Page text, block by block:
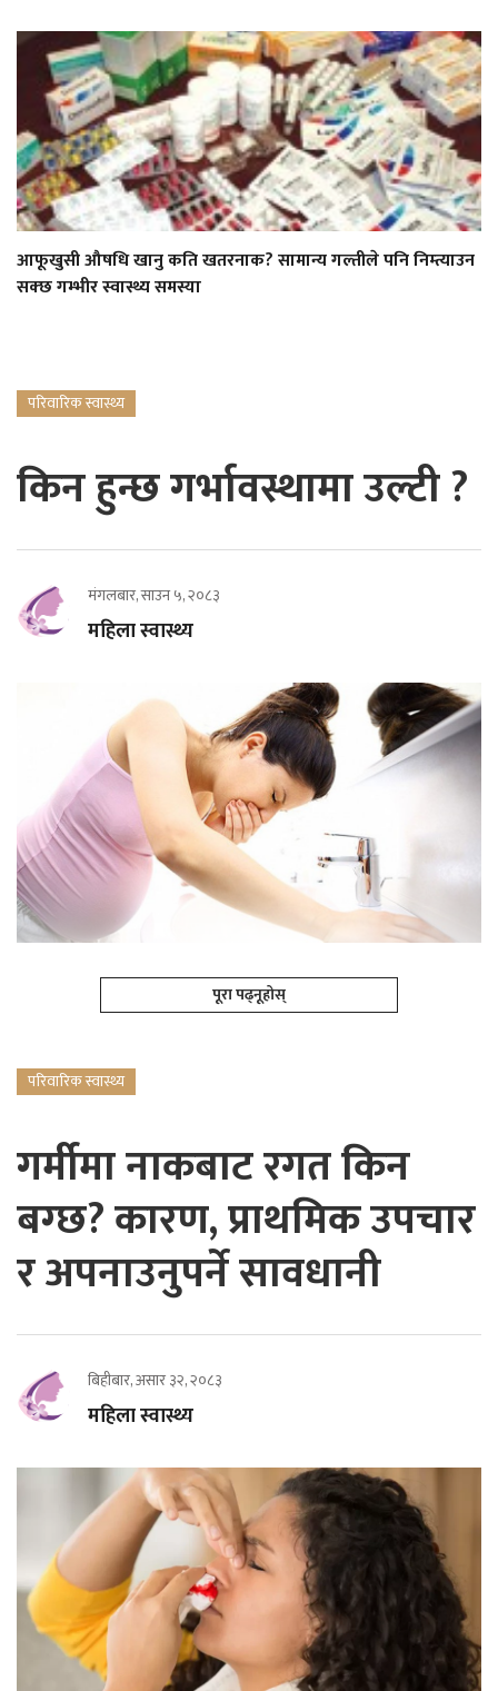
आफूखुसी औषधि खानु कति खतरनाक? सामान्य गल्तीले पनि निम्त्याउन
सक्छ गम्भीर स्वास्थ्य समस्या
परिवारिक स्वास्थ्य
किन हुन्छ गर्भावस्थामा उल्टी ?
मंगलबार, साउन ५, २०८३
महिला स्वास्थ्य
पूरा पढ्नूहोस्
परिवारिक स्वास्थ्य
गर्मीमा नाकबाट रगत किन
बग्छ? कारण, प्राथमिक उपचार
र अपनाउनुपर्ने सावधानी
बिहीबार, असार ३२, २०८३
महिला स्वास्थ्य